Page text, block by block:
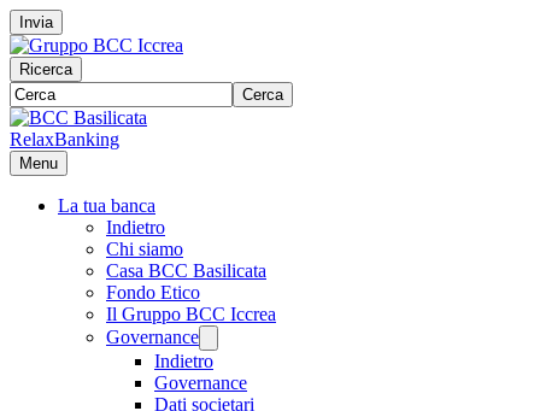
Invia
Ricerca
Cerca
RelaxBanking
Menu
La tua banca
Indietro
Chi siamo
Casa BCC Basilicata
Fondo Etico
Il Gruppo BCC Iccrea
Governance
Indietro
Governance
Dati societari